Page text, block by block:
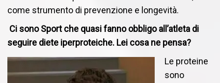
come strumento di prevenzione e longevità.
Ci sono Sport che quasi fanno obbligo all’atleta di
seguire diete iperproteiche. Lei cosa ne pensa?
Le proteine
sono